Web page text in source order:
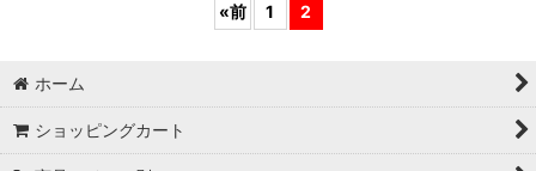
«前 1 2
ホーム
ショッピングカート